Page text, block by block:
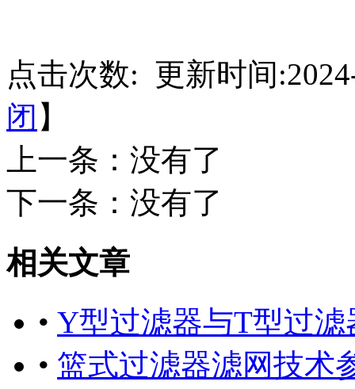
点击次数: 更新时间
闭 】
上一条：没有了
下一条：没有了
相关文章
• Y型过滤器与T型过
• 篮式过滤器滤网技术